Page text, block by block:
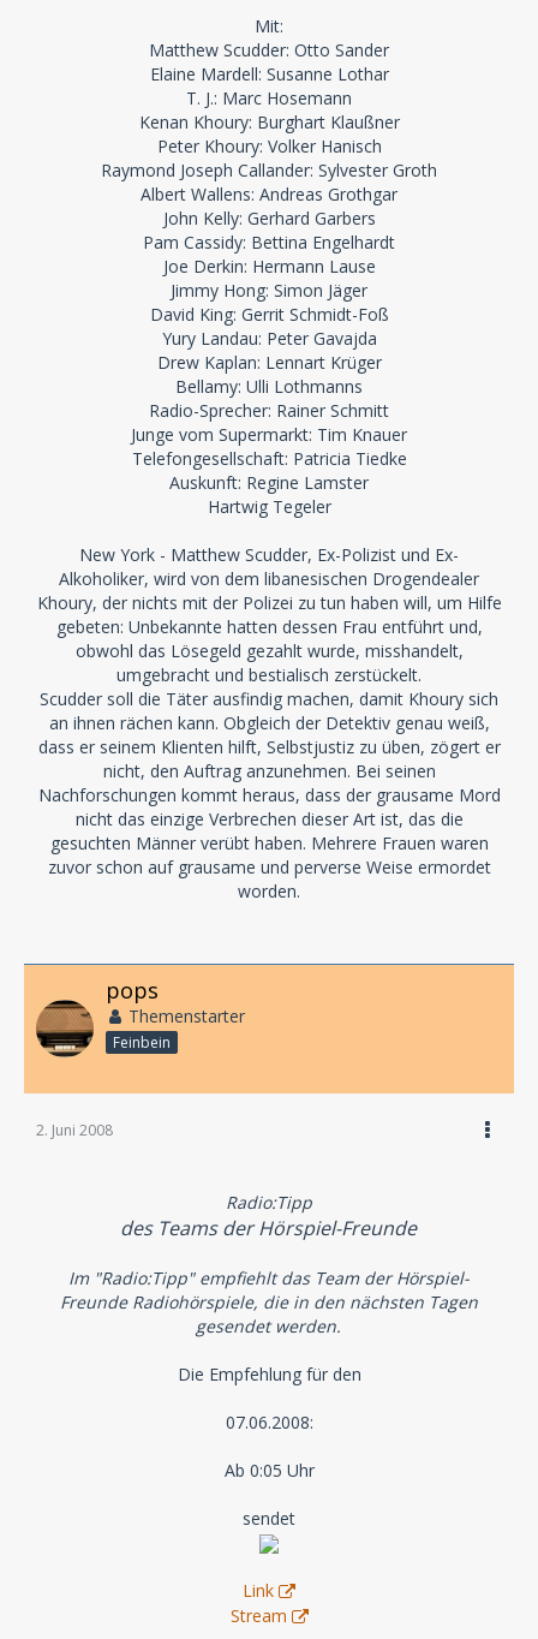
Mit:
Matthew Scudder: Otto Sander
Elaine Mardell: Susanne Lothar
T. J.: Marc Hosemann
Kenan Khoury: Burghart Klaußner
Peter Khoury: Volker Hanisch
Raymond Joseph Callander: Sylvester Groth
Albert Wallens: Andreas Grothgar
John Kelly: Gerhard Garbers
Pam Cassidy: Bettina Engelhardt
Joe Derkin: Hermann Lause
Jimmy Hong: Simon Jäger
David King: Gerrit Schmidt-Foß
Yury Landau: Peter Gavajda
Drew Kaplan: Lennart Krüger
Bellamy: Ulli Lothmanns
Radio-Sprecher: Rainer Schmitt
Junge vom Supermarkt: Tim Knauer
Telefongesellschaft: Patricia Tiedke
Auskunft: Regine Lamster
Hartwig Tegeler
New York - Matthew Scudder, Ex-Polizist und Ex-
Alkoholiker, wird von dem libanesischen Drogendealer
Khoury, der nichts mit der Polizei zu tun haben will, um Hilfe
gebeten: Unbekannte hatten dessen Frau entführt und,
obwohl das Lösegeld gezahlt wurde, misshandelt,
umgebracht und bestialisch zerstückelt.
Scudder soll die Täter ausfindig machen, damit Khoury sich
an ihnen rächen kann. Obgleich der Detektiv genau weiß,
dass er seinem Klienten hilft, Selbstjustiz zu üben, zögert er
nicht, den Auftrag anzunehmen. Bei seinen
Nachforschungen kommt heraus, dass der grausame Mord
nicht das einzige Verbrechen dieser Art ist, das die
gesuchten Männer verübt haben. Mehrere Frauen waren
zuvor schon auf grausame und perverse Weise ermordet
worden.
pops
Themenstarter
Feinbein
2. Juni 2008
Radio:Tipp
des Teams der Hörspiel-Freunde
Im "Radio:Tipp" empfiehlt das Team der Hörspiel-
Freunde Radiohörspiele, die in den nächsten Tagen
gesendet werden.
Die Empfehlung für den
07.06.2008:
Ab 0:05 Uhr
sendet
Link
Stream